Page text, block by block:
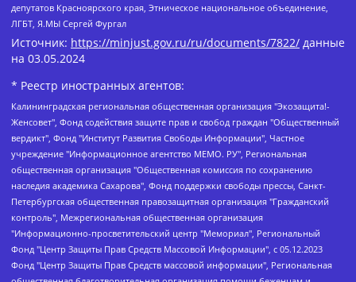
депутатов Красноярского края, Этническое национальное объединение,
ЛГБТ, Я.МЫ Сергей Фургал
Источник: https://minjust.gov.ru/ru/documents/7822/ данные
на 03.05.2024
* Реестр иностранных агентов:
Калининградская региональная общественная организация "Экозащита!-Женсовет", Фонд содействия защите прав и свобод граждан "Общественный вердикт", Фонд "Институт Развития Свободы Информации", Частное учреждение "Информационное агентство МЕМО. РУ", Региональная общественная организация "Общественная комиссия по сохранению наследия академика Сахарова", Фонд поддержки свободы прессы, Санкт-Петербургская общественная правозащитная организация "Гражданский контроль", Межрегиональная общественная организация "Информационно-просветительский центр "Мемориал", Региональный Фонд "Центр Защиты Прав Средств Массовой Информации", с 05.12.2023 Фонд "Центр Защиты Прав Средств массовой информации", Региональная общественная благотворительная организация помощи беженцам и мигрантам "Гражданское содействие", Негосударственное образовательное учреждение дополнительного профессионального образования (повышение квалификации) специалистов "АКАДЕМИЯ ПО ПРАВАМ ЧЕЛОВЕКА", Свердловская региональная общественная организация "Сутяжник", Автономная некоммерческая организация "Центр независимых социологических исследований", Союз общественных объединений "Российский исследовательский центр по правам человека", Региональное общественное учреждение научно-информационный центр "МЕМОРИАЛ", Некоммерческая организация "Фонд защиты гласности", Автономная некоммерческая организация "Институт прав человека", Городская общественная организация "Екатеринбургское общество "МЕМОРИАЛ", Городская общественная организация "Рязанское историко-просветительское и правозащитное общество "Мемориал" (Рязанский Мемориал), Челябинский региональный орган общественной самодеятельности – женское общественное объединение "Женщины Евразии", Челябинский региональный орган общественной самодеятельности "Уральская правозащитная группа", Фонд содействия защите здоровья и социальной справедливости имени Андрея Рылькова, Автономная Некоммерческая Организация "Аналитический Центр Юрия Левады", Автономная некоммерческая организация социальной поддержки населения "Проект Апрель", Региональная общественная организация помощи женщинам и детям, находящимся в кризисной ситуации "Информационно-методический центр "Анна", Фонд содействия развитию массовых коммуникаций и правовому просвещению "Так-так-Так", Фонд содействия устойчивому развитию "Серебряная тайга", Свердловский региональный общественный фонд социальных проектов "Новое время", "Idel.Реалии", Кавказ.Реалии, Крым.Реалии, Телеканал Настоящее Время, Татаро-башкирская служба Радио Свобода (Azatliq Radiosi), Радио Свободная Европа/Радио Свобода (PCE/PC), "Сибирь.Реалии", "Фактограф", Благотворительный фонд помощи осужденным и их семьям, Автономная некоммерческая организация "Институт глобализации и социальных движений", Фонд "В защиту прав заключенных", Частное учреждение "Центр поддержки и содействия развитию средств массовой информации", Пензенский региональный общественный благотворительный фонд "Гражданский союз", "Север.Реалии", Некоммерческая организация Фонд "Правовая инициатива", Общество с ограниченной ответственностью "Радио Свободная Европа/Радио Свобода", Чешское информационное агентство "MEDIUM-ORIENT", Красноярская региональная общественная организация "Мы против СПИДа", Камалягин Денис Николаевич, Маркелов Сергей Евгеньевич, Пономарев Лев Александрович, Савицкая Людмила Алексеевна, Автономная некоммерческая организация "Центр по работе с проблемой насилия "НАСИЛИЮ.НЕТ", Межрегиональный профессиональный союз работников здравоохранения "Альянс врачей", Юридическое лицо, зарегистрированное в Латвийской Республике, SIA "Medusa Project" (регистрационный номер 40103797863, дата регистрации 10.06.2014), Некоммерческая организация "Фонд по борьбе с коррупцией", Автономная некоммерческая организация "Институт права и публичной политики", Баданин Роман Сергеевич, Гликин Максим Александрович, Железнова Мария Михайловна, Лукьянова Юлия Сергеевна, Маетная Елизавета Витальевна, Маняхин Петр Борисович, Чуракова Ольга Владимировна, Ярош Юлия Петровна, Юридическое лицо "The Insider SIA", зарегистрированное в Риге, Латвийская Республика (дата регистрации 26.06.2015), являющееся администратором доменного имени интернет-издания "The Insider SIA", https://theins.ru, Постернак Алексей Евгеньевич, Рубин Михаил Аркадьевич, Анин Роман Александрович, Юридическое лицо Istories fonds, зарегистрированное в Латвийской Республике (регистрационный номер 50008295751, дата регистрации 24.02.2020), Великовский Дмитрий Александрович, Долинина Ирина Николаевна, Мароховская Алеся Алексеевна, Шлейнов Роман Юрьевич, Шмагун Олеся Валентиновна, Общество с ограниченной ответственностью "Альтаир 2021", Общество с ограниченной ответственностью "Вега 2021", Общество с ограниченной ответственностью "Главный редактор 2021", Общество с ограниченной ответственностью "Ромашки монолит", Важенков Артем Валерьевич, Ивановская областная общественная организация "Центр гендерных исследований", Гурман Юрий Альбертович, Медиапроект "ОВД-Инфо", Егоров Владимир Владимирович, Жилинский Владимир Александрович, Общество с ограниченной ответственностью "ЗП", Иванова София Юрьевна, Карезина Инна Павловна, Кильтау Екатерина Викторовна, Петров Алексей Викторович, Пискунов Сергей Евгеньевич, Смирнов Сергей Сергеевич, Тихонов Михаил Сергеевич, Общество с ограниченной ответственностью "ЖУРНАЛИСТ-ИНОСТРАННЫЙ АГЕНТ", Арапова Галина Юрьевна, Вольтская Татьяна Анатольевна, Американская компания "Mason G.E.S. Anonymous Foundation" (США), являющаяся владельцем интернет-издания https://mnews.world/, Компания "Stichting Bellingcat", зарегистрированная в Нидерландах (дата регистрации 11.07.2018), Захаров Андрей Вячеславович, Клепиковская Екатерина Дмитриевна, Общество с ограниченной ответственностью "МЕМО", Перл Роман Александрович, Симонов Евгений Алексеевич, Соловьева Елена Анатольевна, Сотников Даниил Владимирович, Сурначева Елизавета Дмитриевна, Автономная некоммерческая организация по защите прав человека и информированию населения "Якутия – Наше Мнение", Общество с ограниченной ответственностью "Москоу диджитал медиа", с 26.01.2023 Общество с ограниченной ответственностью "Чайка Белые сады", Ветошкина Валерия Валерьевна, Заговора Максим Александрович, Межрегиональное общественное движение "Российская ЛГБТ - сеть", Оленичев Максим Владимирович, Павлов Иван Юрьевич, Скворцова Елена Сергеевна, Общество с ограниченной ответственностью "Как бы инагент", Кочетков Игорь Викторович, Общество с ограниченной ответственностью "Честные выборы", Еланчик Олег Александрович, Общество с ограниченной ответственностью "Нобелевский призыв", Гималова Регина Эмилевна, Григорьев Андрей Валерьевич, Григорьева Алина Александровна, Ассоциация по содействию защите прав призывников, альтернативнослужащих и военнослужащих "Правозащитная группа "Гражданин.Армия.Право", Хисамова Регина Фаритовна, Автономная некоммерческая организация по реализации социально-правовых программ "Лилит", Дальневосточное общественное движение "Маяк", Санкт-Петербургская ЛГБТ-инициативная группа "Выход", Инициативная группа ЛГБТ+ "Реверс", Алексеев Андрей Викторович, Бекбулатова Таисия Львовна, Беляев Иван Михайлович, Владыкина Елена Сергеевна, Гельман Марат Александрович, Никульшина Вероника Юрьевна, Толоконникова Надежда Андреевна, Шендерович Виктор Анатольевич, Общество с ограниченной ответственностью "Данное сообщение", Общество с ограниченной ответственностью Издательский дом "Новая глава", Айнбиндер Александра Александровна, Московский комьюнити-центр для ЛГБТ+инициатив, Благотворительный фонд развития филантропии, Deutsche Welle (Германия, Kurt-Schumacher-Strasse 3, 53113 Bonn), Борзунова Мария Михайловна, Воробьев Виктор Викторович, Голубева Анна Львовна, Константинова Алла Михайловна, Малкова Ирина Владимировна, Мурадов Мурад Абдулгалимович, Осетинская Елизавета Николаевна, Понасенков Евгений Николаевич, Ганапольский Матвей Юрьевич, Киселев Евгений Алексеевич, Борухович Ирина Григорьевна, Дремин Иван Тимофеевич, Дубровский Дмитрий Викторович, Красноярская региональная общественная организация поддержки и развития альтернативных образовательных технологий и межкультурных коммуникаций "ИНТЕРРА", Маяковская Екатерина Алексеевна, Фейгин Марк Захарович, Филимонов Андрей Викторович, Дзугкоева Регина Николаевна, Доброхотов Роман Александрович, Дудь Юрий Александрович, Елкин Сергей Владимирович, Кругликов Кирилл Игоревич, Сабунаева Мария Леонидовна, Семенов Алексей Владимирович, Шаинян Карен Багратович, Шульман Екатерина Михайловна, Асафьев Артур Валерьевич, Вахштайн Виктор Семенович, Венедиктов Алексей Алексеевич, Лушникова Екатерина Евгеньевна, Волков Леонид Михайлович, Невзоров Александр Глебович, Пархоменко Сергей Борисович, Сироткин Ярослав Николаевич, Кара-Мурза Владимир Владимирович, Баранова Наталья Владимировна, Гозман Леонид Яковлевич, Кагарлицкий Борис Юльевич, Климарев Михаил Валерьевич, Милов Владимир Станиславович, Автономная некоммерческая организация Краснодарский центр современного искусства "Типография", Моргенштерн Алишер Тагирович, Соболь Любовь Эдуардовна, Общество с ограниченной ответственностью "ЛИЗА НОРМ", Каспаров Гарри Кимович, Ходорковский Михаил Борисович, Общество с ограниченной ответственностью "Апрельские тезисы", Данилович Ирина Брониславовна, Кашин Олег Владимирович, Петров Николай Владимирович, Пивоваров Алексей Владимирович, Соколов Михаил Владимирович, Цветкова Юлия Владимировна, Чичваркин Евгений Александрович, Комитет против пыток/Команда против пыток, Общество с ограниченной ответственностью "Первый научный", Общество с ограниченной ответственностью "Вертолет и ко", Белоцерковская Вероника Борисовна, Кац Максим Евгеньевич, Лазарева Татьяна Юрьевна, Шаведдинов Руслан Табризович, Яшин Илья Валерьевич, Общество с ограниченной ответственностью "Иноагент ААВ", Алешковский Дмитрий Петрович, Альбац Евгения Марковна, Быков Дмитрий Львович, Галямина Юлия Евгеньевна, Лойко Сергей Леонидович, Мартынов Кирилл Константинович, Медведев Сергей Александрович, Крашенинников Федор Геннадиевич, Гордеева Катерина Вл